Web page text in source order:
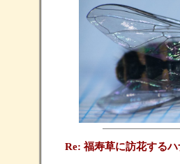
Re: 福寿草に訪花する